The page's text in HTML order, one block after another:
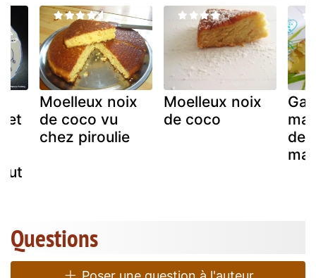
et
Moelleux noix
de coco vu
chez piroulie
Moelleux noix
de coco
de
Questions